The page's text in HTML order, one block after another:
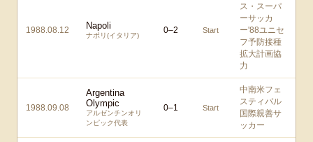
1988.08.12 Napoli
ナポリ(イタリア)
0–2 Start
ス・スーパ
ーサッカ
ー'88ユニセ
フ予防接種
拡大計画協
力
1988.09.08
Argentina
Olympic
アルゼンチンオリ
ンピック代表
0–1 Start
中南米フェ
スティバル
国際親善サ
ッカー